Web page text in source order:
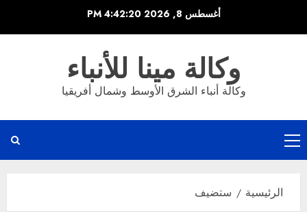
أغسطس 8, 2026 4:42:20 PM
وكالة مينا للأنباء
وكالة أنباء الشرق الأوسط وشمال أفريقيا
القائمة
الرئيسية
الرئيسية ستضيف